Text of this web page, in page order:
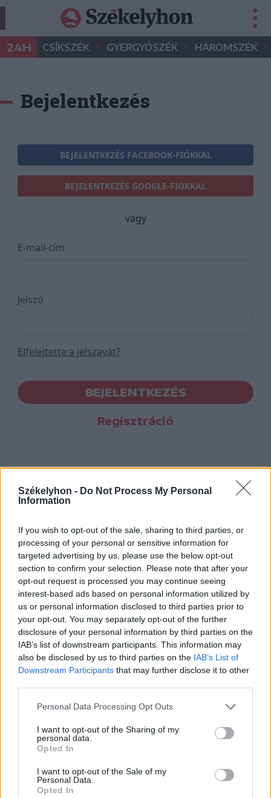
Székelyhon - Do Not Process My Personal
Information
If you wish to opt-out of the sale, sharing to third parties, or
processing of your personal or sensitive information for
targeted advertising by us, please use the below opt-out
section to confirm your selection. Please note that after your
opt-out request is processed you may continue seeing
interest-based ads based on personal information utilized by
us or personal information disclosed to third parties prior to
your opt-out. You may separately opt-out of the further
disclosure of your personal information by third parties on the
IAB’s list of downstream participants. This information may
also be disclosed by us to third parties on the IAB’s List of
Downstream Participants that may further disclose it to other
Personal Data Processing Opt Outs
I want to opt-out of the Sharing of my
personal data.
Opted In
I want to opt-out of the Sale of my
Personal Data.
Opted In
24H CSÍKSZÉK • GYERGYÓSZÉK • HÁROMSZÉK •
Bejelentkezés
BEJELENTKEZÉS FACEBOOK-FIÓKKAL
BEJELENTKEZÉS GOOGLE-FIÓKKAL
vagy
E-mail-cím
Jelszó
Elfelejtette a jelszavát?
BEJELENTKEZÉS
Regisztráció
Hasznos
Impresszum
Szerzői jogok
Adatvédelmi tájékoztató
Cookie-kezelési tájékoztató
Hozzászólási szabályzat
Nyomtatott lapjaink archívuma
Székely Hírmondó archívuma
Sütibeállítások